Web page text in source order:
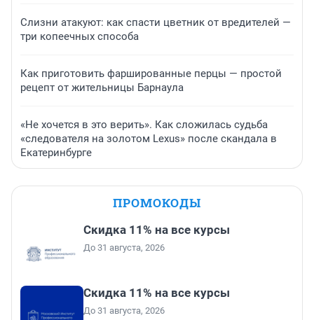
Слизни атакуют: как спасти цветник от вредителей —
три копеечных способа
Как приготовить фаршированные перцы — простой
рецепт от жительницы Барнаула
«Не хочется в это верить». Как сложилась судьба
«следователя на золотом Lexus» после скандала в
Екатеринбурге
ПРОМОКОДЫ
Скидка 11% на все курсы
До 31 августа, 2026
Скидка 11% на все курсы
До 31 августа, 2026